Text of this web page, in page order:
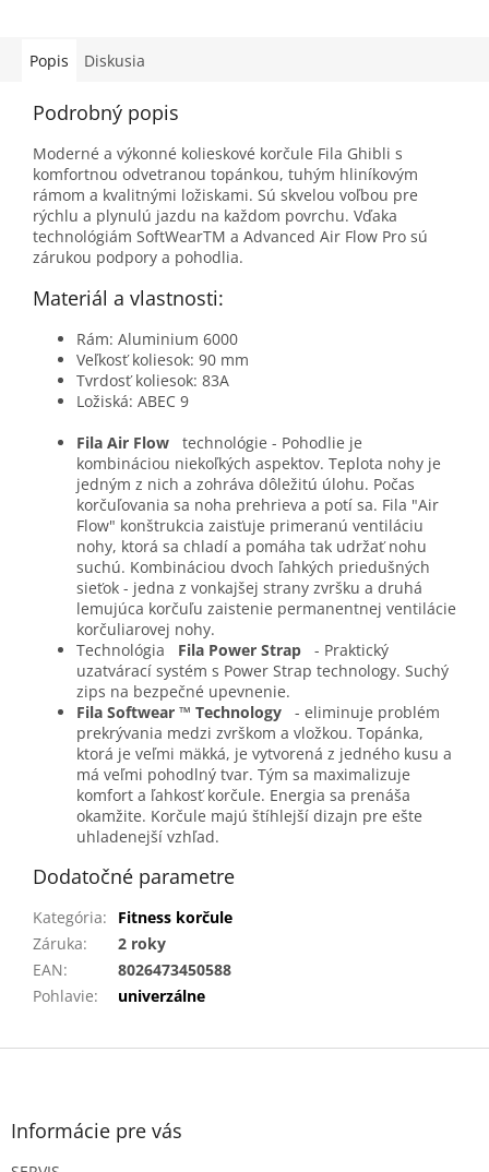
Popis Diskusia
Podrobný popis
Moderné a výkonné kolieskové korčule Fila Ghibli s
komfortnou odvetranou topánkou, tuhým hliníkovým
rámom a kvalitnými ložiskami. Sú skvelou voľbou pre
rýchlu a plynulú jazdu na každom povrchu. Vďaka
technológiám SoftWearTM a Advanced Air Flow Pro sú
zárukou podpory a pohodlia.
Materiál a vlastnosti:
Rám: Aluminium 6000
Veľkosť koliesok: 90 mm
Tvrdosť koliesok: 83A
Ložiská: ABEC 9
Fila Air Flow
technológie - Pohodlie je
kombináciou niekoľkých aspektov. Teplota nohy je
jedným z nich a zohráva dôležitú úlohu. Počas
korčuľovania sa noha prehrieva a potí sa. Fila "Air
Flow" konštrukcia zaisťuje primeranú ventiláciu
nohy, ktorá sa chladí a pomáha tak udržať nohu
suchú. Kombináciou dvoch ľahkých priedušných
sieťok - jedna z vonkajšej strany zvršku a druhá
lemujúca korčuľu zaistenie permanentnej ventilácie
korčuliarovej nohy.
Technológia
Fila Power Strap
- Praktický
uzatvárací systém s Power Strap technology. Suchý
zips na bezpečné upevnenie.
Fila Softwear ™ Technology
- eliminuje problém
prekrývania medzi zvrškom a vložkou. Topánka,
ktorá je veľmi mäkká, je vytvorená z jedného kusu a
má veľmi pohodlný tvar. Tým sa maximalizuje
komfort a ľahkosť korčule. Energia sa prenáša
okamžite. Korčule majú štíhlejší dizajn pre ešte
uhladenejší vzhľad.
Dodatočné parametre
Kategória:
Fitness korčule
Záruka:
2 roky
EAN:
8026473450588
Pohlavie: univerzálne
Z
Informácie pre vás